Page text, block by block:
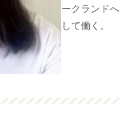
ークランド
して働く。